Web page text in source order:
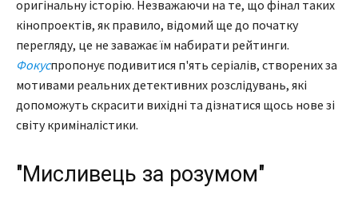
оригінальну історію. Незважаючи на те, що фінал таких
кінопроектів, як правило, відомий ще до початку
перегляду, це не заважає їм набирати рейтинги.
Фокуспропонує подивитися п'ять серіалів, створених за
мотивами реальних детективних розслідувань, які
допоможуть скрасити вихідні та дізнатися щось нове зі
світу криміналістики.
"Мисливець за розумом"